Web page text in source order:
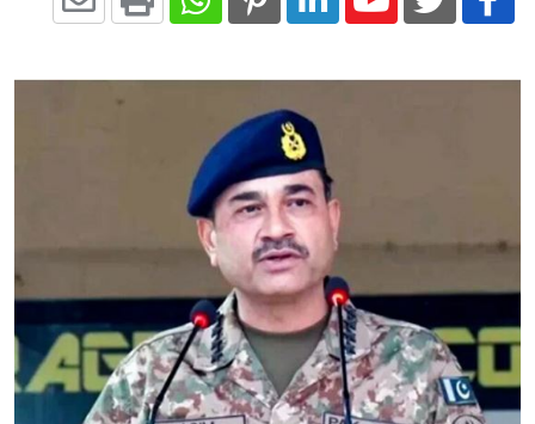
Youtube
LinkedIn
Pinterest
Whatsapp
Print
via